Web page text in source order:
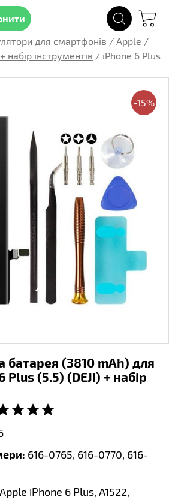
для смартфонів / Apple /
набір інструментів / iPhone 6 Plus
-15%
батарея (3810 mAh) для
(5.5) (DEJI) + набір
616-0765, 616-0770, 616-
Apple iPhone 6 Plus, A1522,